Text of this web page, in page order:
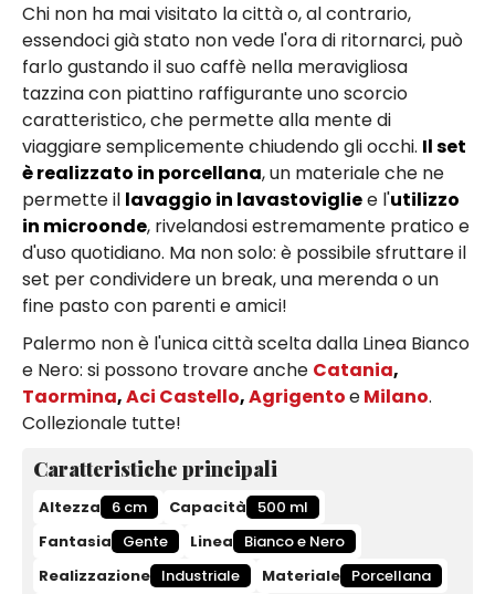
Chi non ha mai visitato la città o, al contrario,
essendoci già stato non vede l'ora di ritornarci, può
farlo gustando il suo caffè nella meravigliosa
tazzina con piattino raffigurante uno scorcio
caratteristico, che permette alla mente di
viaggiare semplicemente chiudendo gli occhi. Il set
è realizzato in porcellana, un materiale che ne
permette il lavaggio in lavastovigliee l'utilizzo
in microonde, rivelandosi estremamente pratico e
d'uso quotidiano. Ma non solo: è possibile sfruttare il
set per condividere un break, una merenda o un
fine pasto con parenti e amici!
Palermo non è l'unica città scelta dalla Linea Bianco
e Nero: si possono trovare anche Catania,
Taormina,Aci Castello,AgrigentoeMilano.
Collezionale tutte!
Caratteristiche principali
Altezza 6 cm Capacità
500 ml
Fantasia
Gente Linea
Bianco e Nero
Realizzazione Industriale Materiale Porcellana